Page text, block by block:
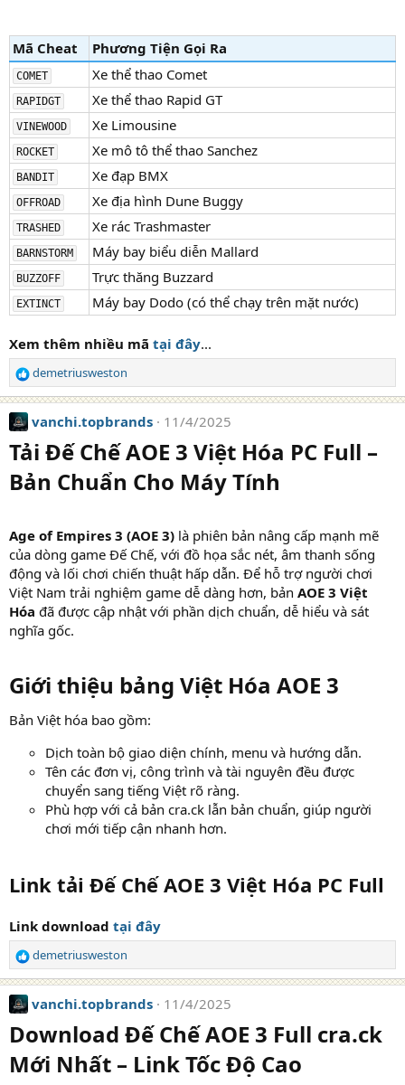
Mã Cheat Phương Tiện Gọi Ra
COMET Xe thể thao Comet
RAPIDGT Xe thể thao Rapid GT
VINEWOOD Xe Limousine
ROCKET Xe mô tô thể thao Sanchez
BANDIT Xe đạp BMX
OFFROAD Xe địa hình Dune Buggy
TRASHED Xe rác Trashmaster
BARNSTORM Máy bay biểu diễn Mallard
BUZZOFF Trực thăng Buzzard
EXTINCT Máy bay Dodo (có thể chạy trên mặt nước)
Xem thêm nhiều mã tại đây...
R
e
a
c
t
i
o
n
demetriusweston
vanchi.topbrands 11/4/2025
Tải Đế Chế AOE 3 Việt Hóa PC Full –
Bản Chuẩn Cho Máy Tính
Age of Empires 3 (AOE 3) là phiên bản nâng cấp mạnh mẽ
của dòng game Đế Chế, với đồ họa sắc nét, âm thanh sống
động và lối chơi chiến thuật hấp dẫn. Để hỗ trợ người chơi
Việt Nam trải nghiệm game dễ dàng hơn, bản AOE 3 Việt
Hóa đã được cập nhật với phần dịch chuẩn, dễ hiểu và sát
nghĩa gốc.
Giới thiệu bảng Việt Hóa AOE 3
Bản Việt hóa bao gồm:
Dịch toàn bộ giao diện chính, menu và hướng dẫn.
Tên các đơn vị, công trình và tài nguyên đều được
chuyển sang tiếng Việt rõ ràng.
Phù hợp với cả bản cra.ck lẫn bản chuẩn, giúp người
chơi mới tiếp cận nhanh hơn.
Link tải Đế Chế AOE 3 Việt Hóa PC Full
Link download tại đây
R
e
a
c
t
i
o
n
demetriusweston
vanchi.topbrands 11/4/2025
Download Đế Chế AOE 3 Full cra.ck
Mới Nhất – Link Tốc Độ Cao